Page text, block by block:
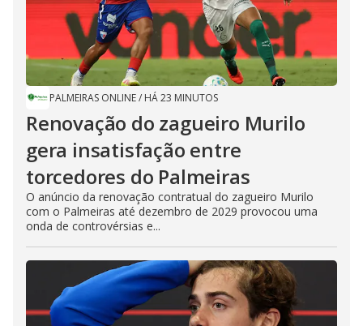
PALMEIRAS ONLINE/ HÁ 23 MINUTOS
Renovação do zagueiro Murilo
gera insatisfação entre
torcedores do Palmeiras
O anúncio da renovação contratual do zagueiro Murilo
com o Palmeiras até dezembro de 2029 provocou uma
onda de controvérsias e...